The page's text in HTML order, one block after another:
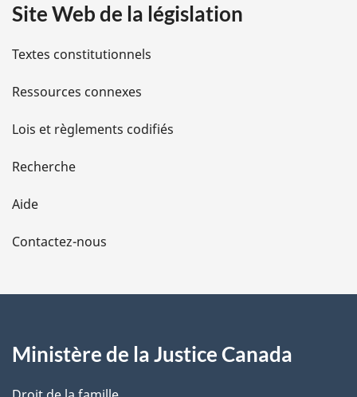
i
l
s
d
e
l
a
e
Site Web de la législation
Textes constitutionnels
Ressources connexes
Lois et règlements codifiés
Recherche
Aide
Contactez-nous
Ministère de la Justice Canada